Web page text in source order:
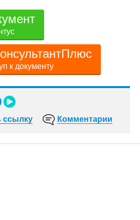
к документу
ссылку Комментарии